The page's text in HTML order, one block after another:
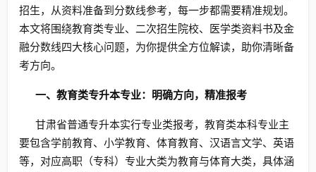
招生，从资料准备到分数线参考，每一步都需要精准规划。
本文将围绕教育类专业、二次招生院校、医学类资料书及金
融分数线四大核心问题，为你提供全方位解读，助你清晰备
考方向。
一、教育类专升本专业：明确方向，精准报考
甘肃省普通专升本实行专业类报考，教育类本科专业主
要包含学前教育、小学教育、体育教育、汉语言文学、英语
等，对应高职（专科）专业大类为教育与体育大类，具体涵